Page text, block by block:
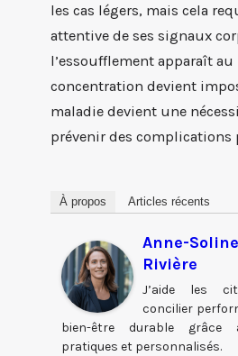
les cas légers, mais cela
attentive de ses signaux
l’essoufflement apparaît
concentration devient
maladie devient une
prévenir des complications
À propos Articles récents
Anne-
Rivière
J’aide les
concilier
bien-être durable grâce
pratiques et personnalisés.